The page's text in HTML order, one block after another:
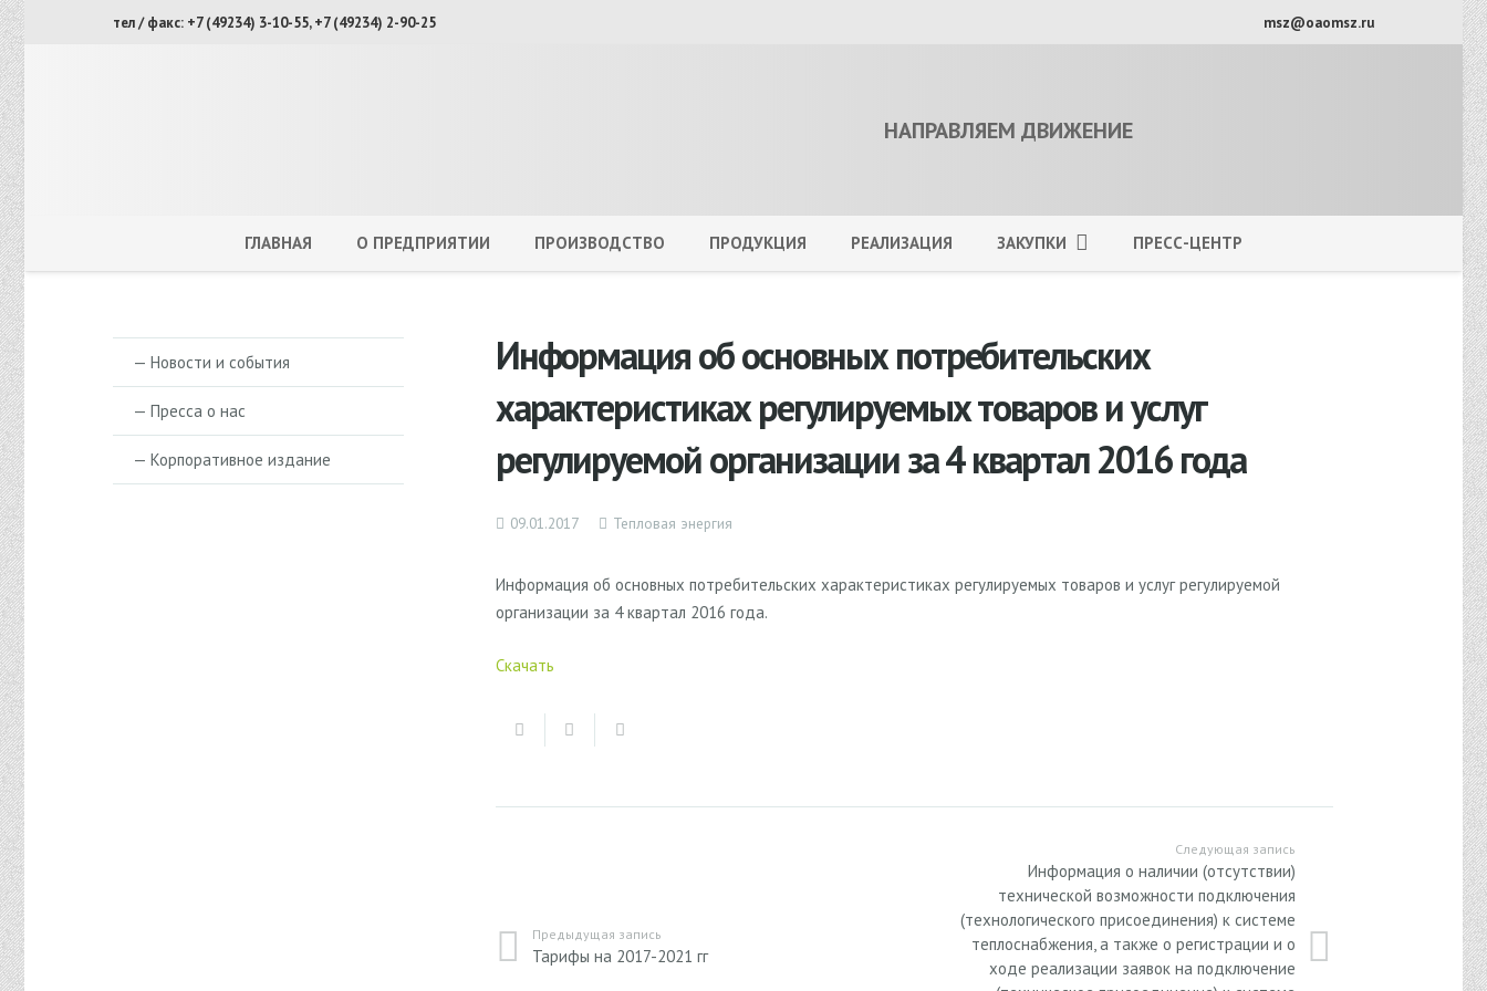
тел / факс: +7 (49234) 3-10-55, +7 (49234) 2-90-25 msz@oaomsz.ru
НАПРАВЛЯЕМ ДВИЖЕНИЕ
ГЛАВНАЯ О ПРЕДПРИЯТИИ ПРОИЗВОДСТВО ПРОДУКЦИЯ РЕАЛИЗАЦИЯ ЗАКУПКИ ПРЕСС-ЦЕНТР
Информация об основных потребительских
характеристиках регулируемых товаров и услуг
регулируемой организации за 4 квартал 2016 года
09.01.2017 Тепловая энергия
Информация об основных потребительских характеристиках регулируемых товаров и услуг регулируемой
организации за 4 квартал 2016 года.
Скачать
Предыдущая запись
Тарифы на 2017-2021 гг
Следующая запись
Информация о наличии (отсутствии)
технической возможности подключения
(технологического присоединения) к системе
теплоснабжения, а также о регистрации и о
ходе реализации заявок на подключение
— Новости и события
— Пресса о нас
— Корпоративное издание